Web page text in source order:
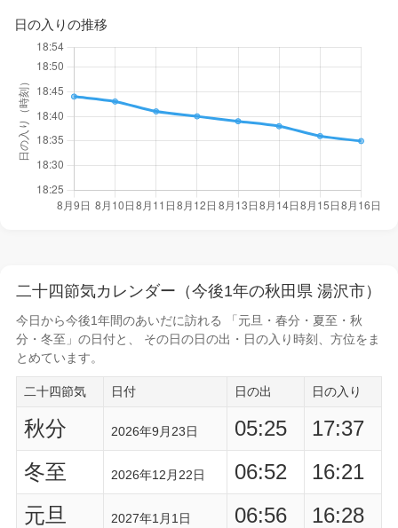
日の入りの推移
二十四節気カレンダー（今後1年の秋田県 湯沢市）
今日から今後1年間のあいだに訪れる 「元旦・春分・夏至・秋
分・冬至」の日付と、 その日の日の出・日の入り時刻
、方位をま
とめています。
二十四節気 日付 日の出 日の入り
秋分 2026年9月23日 05:25
17:37
冬至
2026年12月22日 06:52
16:21
元旦
2027年1月1日 06:56
16:28